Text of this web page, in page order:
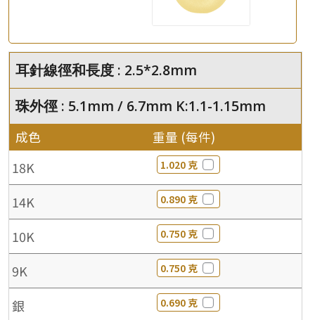
耳針線徑和長度 : 2.5*2.8mm
珠外徑 : 5.1mm / 6.7mm K:1.1-1.15mm
成色 重量 (每件)
18K 1.020 克
14K 0.890 克
10K 0.750 克
9K 0.750 克
銀 0.690 克